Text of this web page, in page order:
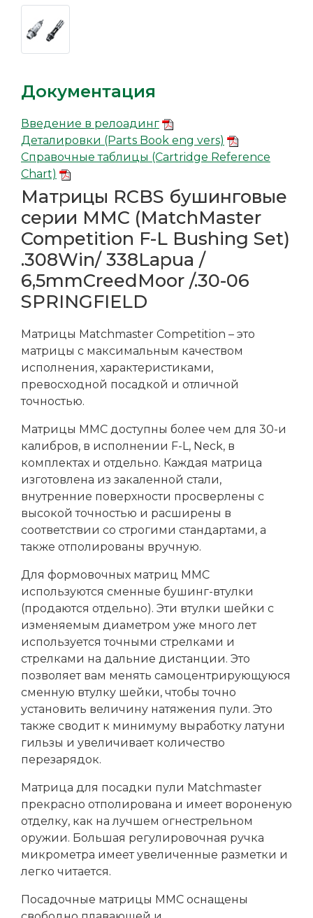
Документация
Введение в релоадинг
Деталировки (Parts Book eng vers)
Справочные таблицы (Cartridge Reference
Chart)
Матрицы RCBS бушинговые
серии MMC (MatchMaster
Competition F-L Bushing Set)
.308Win/ 338Lapua /
6,5mmCreedMoor /.30-06
SPRINGFIELD
Матрицы Matchmaster Competition – это
матрицы с максимальным качеством
исполнения, характеристиками,
превосходной посадкой и отличной
точностью.
Матрицы MМС доступны более чем для 30-и
калибров, в исполнении F-L, Neck, в
комплектах и отдельно. Каждая матрица
изготовлена ​​из закаленной стали,
внутренние поверхности просверлены с
высокой точностью и расширены в
соответствии со строгими стандартами, а
также отполированы вручную.
Для формовочных матриц ММС
используются сменные бушинг-втулки
(продаются отдельно). Эти втулки шейки с
изменяемым диаметром уже много лет
используется точными стрелками и
стрелками на дальние дистанции. Это
позволяет вам менять самоцентрирующуюся
сменную втулку шейки, чтобы точно
установить величину натяжения пули. Это
также сводит к минимуму выработку латуни
гильзы и увеличивает количество
перезарядок.
Матрица для посадки пули Matchmaster
прекрасно отполирована и имеет вороненую
отделку, как на лучшем огнестрельном
оружии. Большая регулировочная ручка
микрометра имеет увеличенные разметки и
легко читается.
Посадочные матрицы ММС оснащены